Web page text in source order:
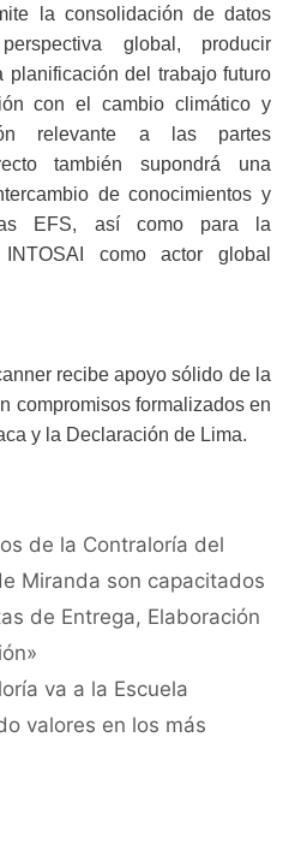
la consolidación de datos
global, producir
planificación del trabajo futuro
con el cambio climático y
relevante a las partes
también supondrá una
de conocimientos y
EFS, así como para la
como actor global
recibe apoyo sólido de la
compromisos formalizados en
y la Declaración de Lima.
de la Contraloría del
Miranda son capacitados
de Entrega, Elaboración
va a la Escuela
valores en los más